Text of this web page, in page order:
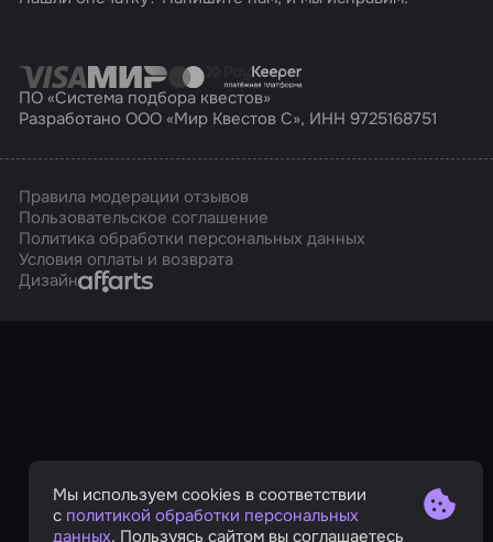
ПО «Система подбора квестов»
Разработано ООО «Мир Квестов С», ИНН 9725168751
Правила модерации отзывов
Пользовательское соглашение
Политика обработки персональных данных
Условия оплаты и возврата
ДизайнAffarts
Мы используем cookies в соответствии
с политикой обработки персональных
данных. Пользуясь сайтом вы соглашаетесь